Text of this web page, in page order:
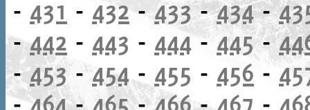
- 431 - 432-433-434-
-442 - 443 - 444- 445-
-453-454- 455 - 456 -
-464-465-466-467 -